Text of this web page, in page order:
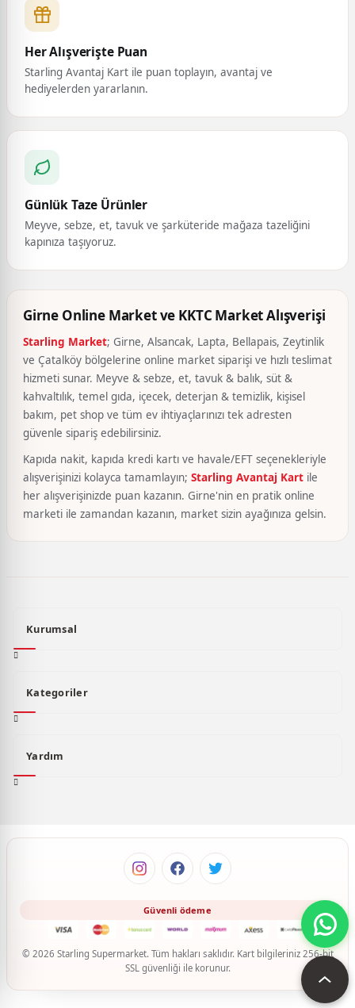
Her Alışverişte Puan
Starling Avantaj Kart ile puan toplayın, avantaj ve
hediyelerden yararlanın.
Günlük Taze Ürünler
Meyve, sebze, et, tavuk ve şarküteride mağaza tazeliğini
kapınıza taşıyoruz.
Girne Online Market ve KKTC Market Alışverişi
Starling Market; Girne, Alsancak, Lapta, Bellapais, Zeytinlik
ve Çatalköy bölgelerine online market siparişi ve hızlı teslimat
hizmeti sunar. Meyve & sebze, et, tavuk & balık, süt &
kahvaltılık, temel gıda, içecek, deterjan & temizlik, kişisel
bakım, pet shop ve tüm ev ihtiyaçlarınızı tek adresten
güvenle sipariş edebilirsiniz.
Kapıda nakit, kapıda kredi kartı ve havale/EFT seçenekleriyle
alışverişinizi kolayca tamamlayın; Starling Avantaj Kart ile
her alışverişinizde puan kazanın. Girne'nin en pratik online
marketi ile zamandan kazanın, market sizin ayağınıza gelsin.
Kurumsal
Kategoriler
Yardım
© 2026 Starling Supermarket. Tüm hakları saklıdır. Kart bilgileriniz 256-bit
SSL güvenliği ile korunur.